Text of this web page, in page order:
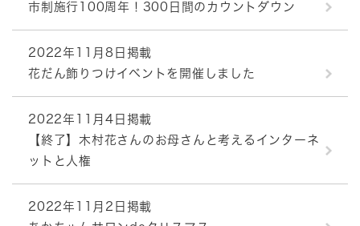
市制施行100周年！300日間のカウントダウン
2022年11月8日掲載
花だん飾りつけイベントを開催しました
2022年11月4日掲載
【終了】木村花さんのお母さんと考えるインターネ
ットと人権
2022年11月2日掲載